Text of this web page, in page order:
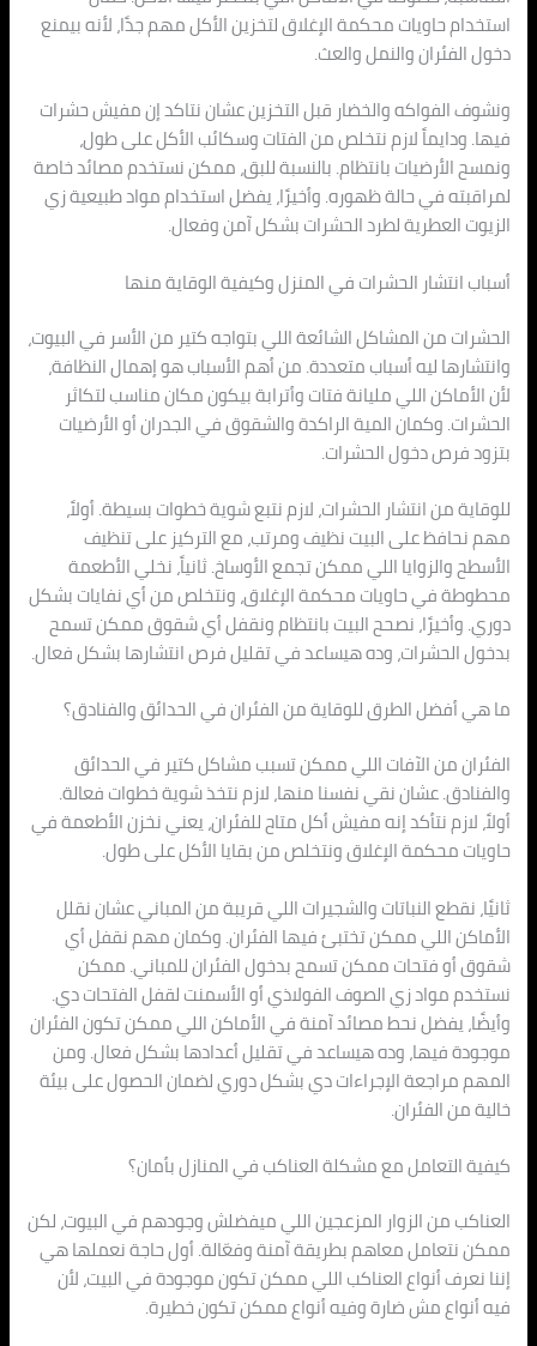
استخدام حاويات محكمة الإغلاق لتخزين الأكل مهم جدًا، لأنه بيمنع
دخول الفئران والنمل والعث.
ونشوف الفواكه والخضار قبل التخزين عشان نتاكد إن مفيش حشرات
فيها. ودايماً لازم نتخلص من الفتات وسكائب الأكل على طول،
ونمسح الأرضيات بانتظام. بالنسبة للبق، ممكن نستخدم مصائد خاصة
لمراقبته في حالة ظهوره. وأخيرًا، يفضل استخدام مواد طبيعية زي
الزيوت العطرية لطرد الحشرات بشكل آمن وفعال.
أسباب انتشار الحشرات في المنزل وكيفية الوقاية منها
الحشرات من المشاكل الشائعة اللي بتواجه كتير من الأسر في البيوت،
وانتشارها ليه أسباب متعددة. من أهم الأسباب هو إهمال النظافة،
لأن الأماكن اللي مليانة فتات وأترابة بيكون مكان مناسب لتكاثر
الحشرات. وكمان المية الراكدة والشقوق في الجدران أو الأرضيات
بتزود فرص دخول الحشرات.
للوقاية من انتشار الحشرات، لازم نتبع شوية خطوات بسيطة. أولاً،
مهم نحافظ على البيت نظيف ومرتب، مع التركيز على تنظيف
الأسطح والزوايا اللي ممكن تجمع الأوساخ. ثانياً، نخلي الأطعمة
محطوطة في حاويات محكمة الإغلاق، ونتخلص من أي نفايات بشكل
دوري. وأخيرًا، نصحح البيت بانتظام ونقفل أي شقوق ممكن تسمح
بدخول الحشرات، وده هيساعد في تقليل فرص انتشارها بشكل فعال.
ما هي أفضل الطرق للوقاية من الفئران في الحدائق والفنادق؟
الفئران من الآفات اللي ممكن تسبب مشاكل كتير في الحدائق
والفنادق. عشان نقي نفسنا منها، لازم نتخذ شوية خطوات فعالة.
أولاً، لازم نتأكد إنه مفيش أكل متاح للفئران، يعني نخزن الأطعمة في
حاويات محكمة الإغلاق ونتخلص من بقايا الأكل على طول.
ثانيًا، نقطع النباتات والشجيرات اللي قريبة من المباني عشان نقلل
الأماكن اللي ممكن تختبئ فيها الفئران. وكمان مهم نقفل أي
شقوق أو فتحات ممكن تسمح بدخول الفئران للمباني. ممكن
نستخدم مواد زي الصوف الفولاذي أو الأسمنت لقفل الفتحات دي.
وأيضًا، يفضل نحط مصائد آمنة في الأماكن اللي ممكن تكون الفئران
موجودة فيها، وده هيساعد في تقليل أعدادها بشكل فعال. ومن
المهم مراجعة الإجراءات دي بشكل دوري لضمان الحصول على بيئة
خالية من الفئران.
كيفية التعامل مع مشكلة العناكب في المنازل بأمان؟
العناكب من الزوار المزعجين اللي ميفضلش وجودهم في البيوت، لكن
ممكن نتعامل معاهم بطريقة آمنة وفعّالة. أول حاجة نعملها هي
إننا نعرف أنواع العناكب اللي ممكن تكون موجودة في البيت، لأن
فيه أنواع مش ضارة وفيه أنواع ممكن تكون خطيرة.